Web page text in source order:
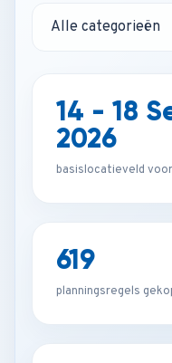
14 - 18
2026
basislocatieveld
619
planningsregels